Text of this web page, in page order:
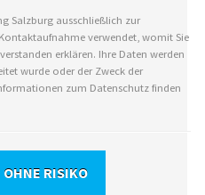
Salzburg ausschließlich zur
verwendet, womit Sie
erklären. Ihre Daten werden
wurde oder der Zweck der
zum Datenschutz finden